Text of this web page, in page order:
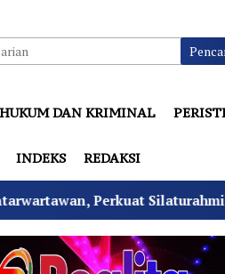
HUKUM DAN KRIMINAL
INDEKS REDAKSI
Silaturahmi dan Sportivitas